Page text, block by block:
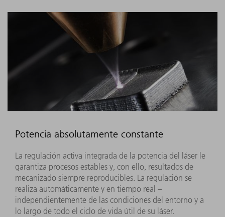
Potencia absolutamente constante
La regulación activa integrada de la potencia del láser le
garantiza procesos estables y, con ello, resultados de
mecanizado siempre reproducibles. La regulación se
realiza automáticamente y en tiempo real –
independientemente de las condiciones del entorno y a
lo largo de todo el ciclo de vida útil de su láser.